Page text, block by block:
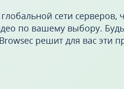
сети серверов,
по вашему выбору.
решит для вас эти